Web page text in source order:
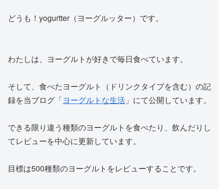
どうも！yogurtter（ヨーグルッター）です。
わたしは、ヨーグルトが好きで毎日食べています。
そして、食べたヨーグルト（ドリンクタイプを含む）の記
録を当ブログ「ヨーグルトな生活 」にて公開しています。
できる限り違う種類のヨーグルトを食べたり、飲んだりし
てレビューを中心に更新しています。
目標は500種類のヨーグルトをレビューすることです。